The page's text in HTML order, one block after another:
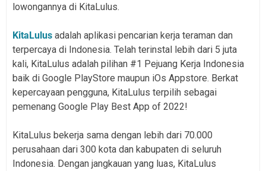
lowongannya di KitaLulus.
KitaLulus adalah aplikasi pencarian kerja teraman dan
terpercaya di Indonesia. Telah terinstal lebih dari 5 juta
kali, KitaLulus adalah pilihan #1 Pejuang Kerja Indonesia
baik di Google PlayStore maupun iOs Appstore. Berkat
kepercayaan pengguna, KitaLulus terpilih sebagai
pemenang Google Play Best App of 2022!
KitaLulus bekerja sama dengan lebih dari 70.000
perusahaan dari 300 kota dan kabupaten di seluruh
Indonesia. Dengan jangkauan yang luas, KitaLulus